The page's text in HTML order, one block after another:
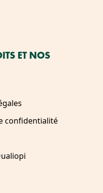
ET NOS
confidentialité